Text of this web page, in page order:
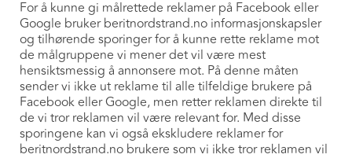
For å kunne gi målrettede reklamer på Facebook eller
Google bruker beritnordstrand.no informasjonskapsler
og tilhørende sporinger for å kunne rette reklame mot
de målgruppene vi mener det vil være mest
hensiktsmessig å annonsere mot. På denne måten
sender vi ikke ut reklame til alle tilfeldige brukere på
Facebook eller Google, men retter reklamen direkte til
de vi tror reklamen vil være relevant for. Med disse
sporingene kan vi også ekskludere reklamer for
beritnordstrand.no brukere som vi ikke tror reklamen vil